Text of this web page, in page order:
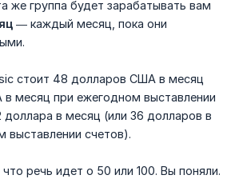
же группа будет зарабатывать вам
— каждый месяц, пока они
стоит 48 долларов США в месяц
месяц при ежегодном выставлении
доллара в месяц (или 36 долларов в
выставлении счетов).
речь идет о 50 или 100. Вы поняли.